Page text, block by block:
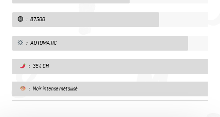
: 87500
: AUTOMATIC
: 354 CH
: Noir intense métallisé